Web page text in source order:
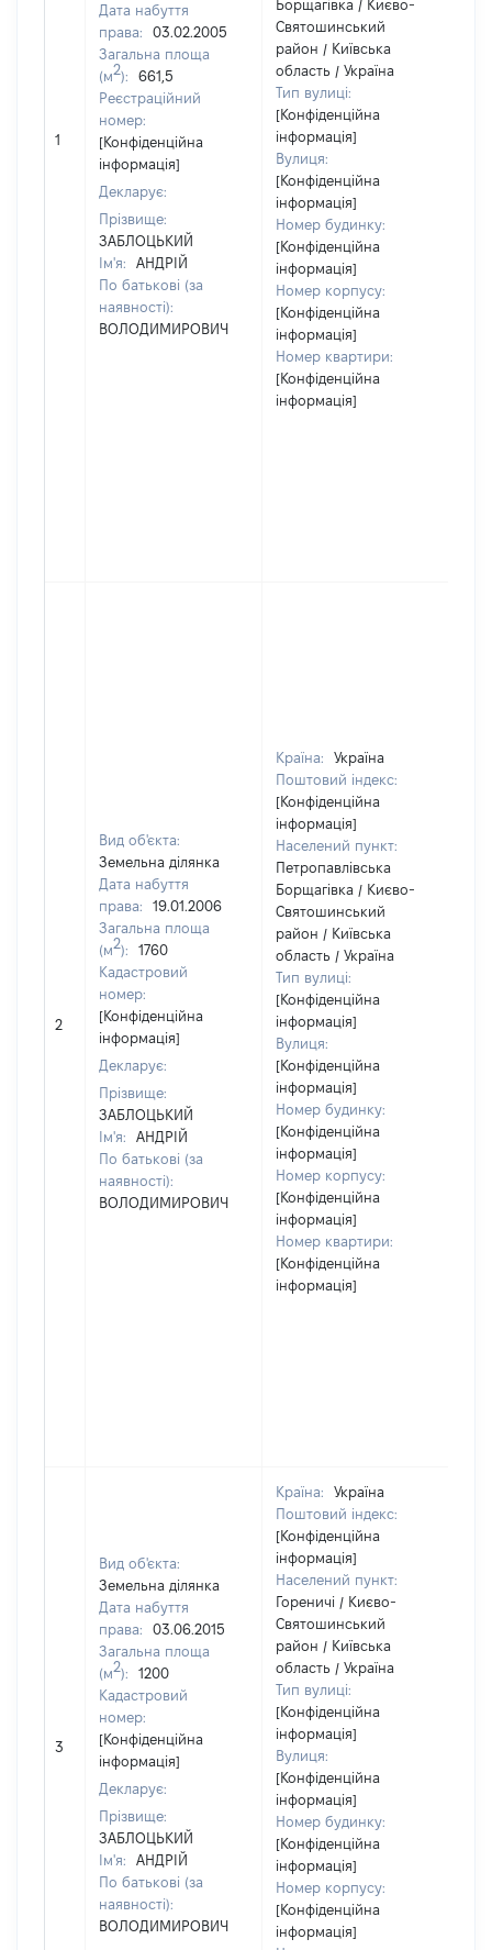
1
Дата набуття
права:
03.02.2005
Загальна площа
(м2):
661,5
Реєстраційний
номер:
[Конфіденційна
інформація]
Декларує:
Прізвище:
ЗАБЛОЦЬКИЙ
Ім'я:
АНДРІЙ
По батькові (за
наявності):
ВОЛОДИМИРОВИЧ
Борщагівка / Києво-
Святошинський
район / Київська
область / Україна
Тип вулиці:
[Конфіденційна
інформація]
Вулиця:
[Конфіденційна
інформація]
Номер будинку:
[Конфіденційна
інформація]
Номер корпусу:
[Конфіденційна
інформація]
Номер квартири:
[Конфіденційна
інформація]
2
Вид об'єкта:
Земельна ділянка
Дата набуття
права:
19.01.2006
Загальна площа
(м2):
1760
Кадастровий
номер:
[Конфіденційна
інформація]
Декларує:
Прізвище:
ЗАБЛОЦЬКИЙ
Ім'я:
АНДРІЙ
По батькові (за
наявності):
ВОЛОДИМИРОВИЧ
Країна:
Україна
Поштовий індекс:
[Конфіденційна
інформація]
Населений пункт:
Петропавлівська
Борщагівка / Києво-
Святошинський
район / Київська
область / Україна
Тип вулиці:
[Конфіденційна
інформація]
Вулиця:
[Конфіденційна
інформація]
Номер будинку:
[Конфіденційна
інформація]
Номер корпусу:
[Конфіденційна
інформація]
Номер квартири:
[Конфіденційна
інформація]
3
Вид об'єкта:
Земельна ділянка
Дата набуття
права:
03.06.2015
Загальна площа
(м2):
1200
Кадастровий
номер:
[Конфіденційна
інформація]
Декларує:
Прізвище:
ЗАБЛОЦЬКИЙ
Ім'я:
АНДРІЙ
По батькові (за
наявності):
ВОЛОДИМИРОВИЧ
Країна:
Україна
Поштовий індекс:
[Конфіденційна
інформація]
Населений пункт:
Гореничі / Києво-
Святошинський
район / Київська
область / Україна
Тип вулиці:
[Конфіденційна
інформація]
Вулиця:
[Конфіденційна
інформація]
Номер будинку:
[Конфіденційна
інформація]
Номер корпусу:
[Конфіденційна
інформація]